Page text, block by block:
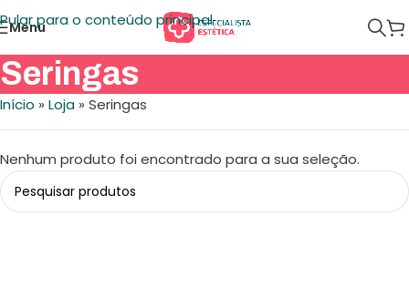
Pular para o conteúdo principal
Menu
Seringas
Início » Loja » Seringas
Nenhum produto foi encontrado para a sua seleção.